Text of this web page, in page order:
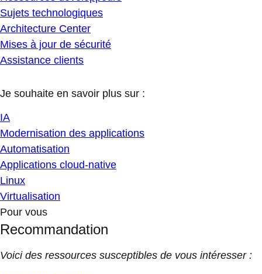
Sujets technologiques
Architecture Center
Mises à jour de sécurité
Assistance clients
Je souhaite en savoir plus sur :
IA
Modernisation des applications
Automatisation
Applications cloud-native
Linux
Virtualisation
Pour vous
Recommandation
Voici des ressources susceptibles de vous intéresser :